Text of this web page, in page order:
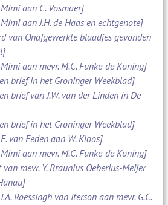
aan C. Vosmaer]
aan J.H. de Haas en echtgenote]
van Onafgewerkte blaadjes gevonden
aan mevr. M.C. Funke-de Koning]
brief in het Groninger Weekblad]
brief van J.W. van der Linden in De
brief in het Groninger Weekblad]
van Eeden aan W. Kloos]
aan mevr. M.C. Funke-de Koning]
mevr. Y. Braunius Oeberius-Meijer
Roessingh van Iterson aan mevr. G.C.